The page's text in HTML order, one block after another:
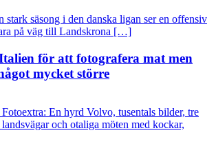
säsong i den danska ligan ser en offensiv
på väg till Landskrona […]
för att fotografera mat men
mycket större
En hyrd Volvo, tusentals bilder, tre
och otaliga möten med kockar,